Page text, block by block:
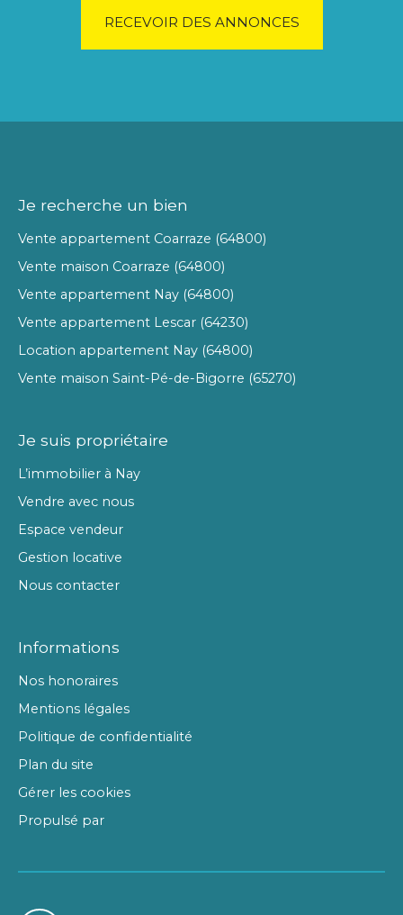
RECEVOIR DES ANNONCES
Je recherche un bien
Vente appartement Coarraze (64800)
Vente maison Coarraze (64800)
Vente appartement Nay (64800)
Vente appartement Lescar (64230)
Location appartement Nay (64800)
Vente maison Saint-Pé-de-Bigorre (65270)
Je suis propriétaire
L’immobilier à Nay
Vendre avec nous
Espace vendeur
Gestion locative
Nous contacter
Informations
Nos honoraires
Mentions légales
Politique de confidentialité
Plan du site
Gérer les cookies
Propulsé par